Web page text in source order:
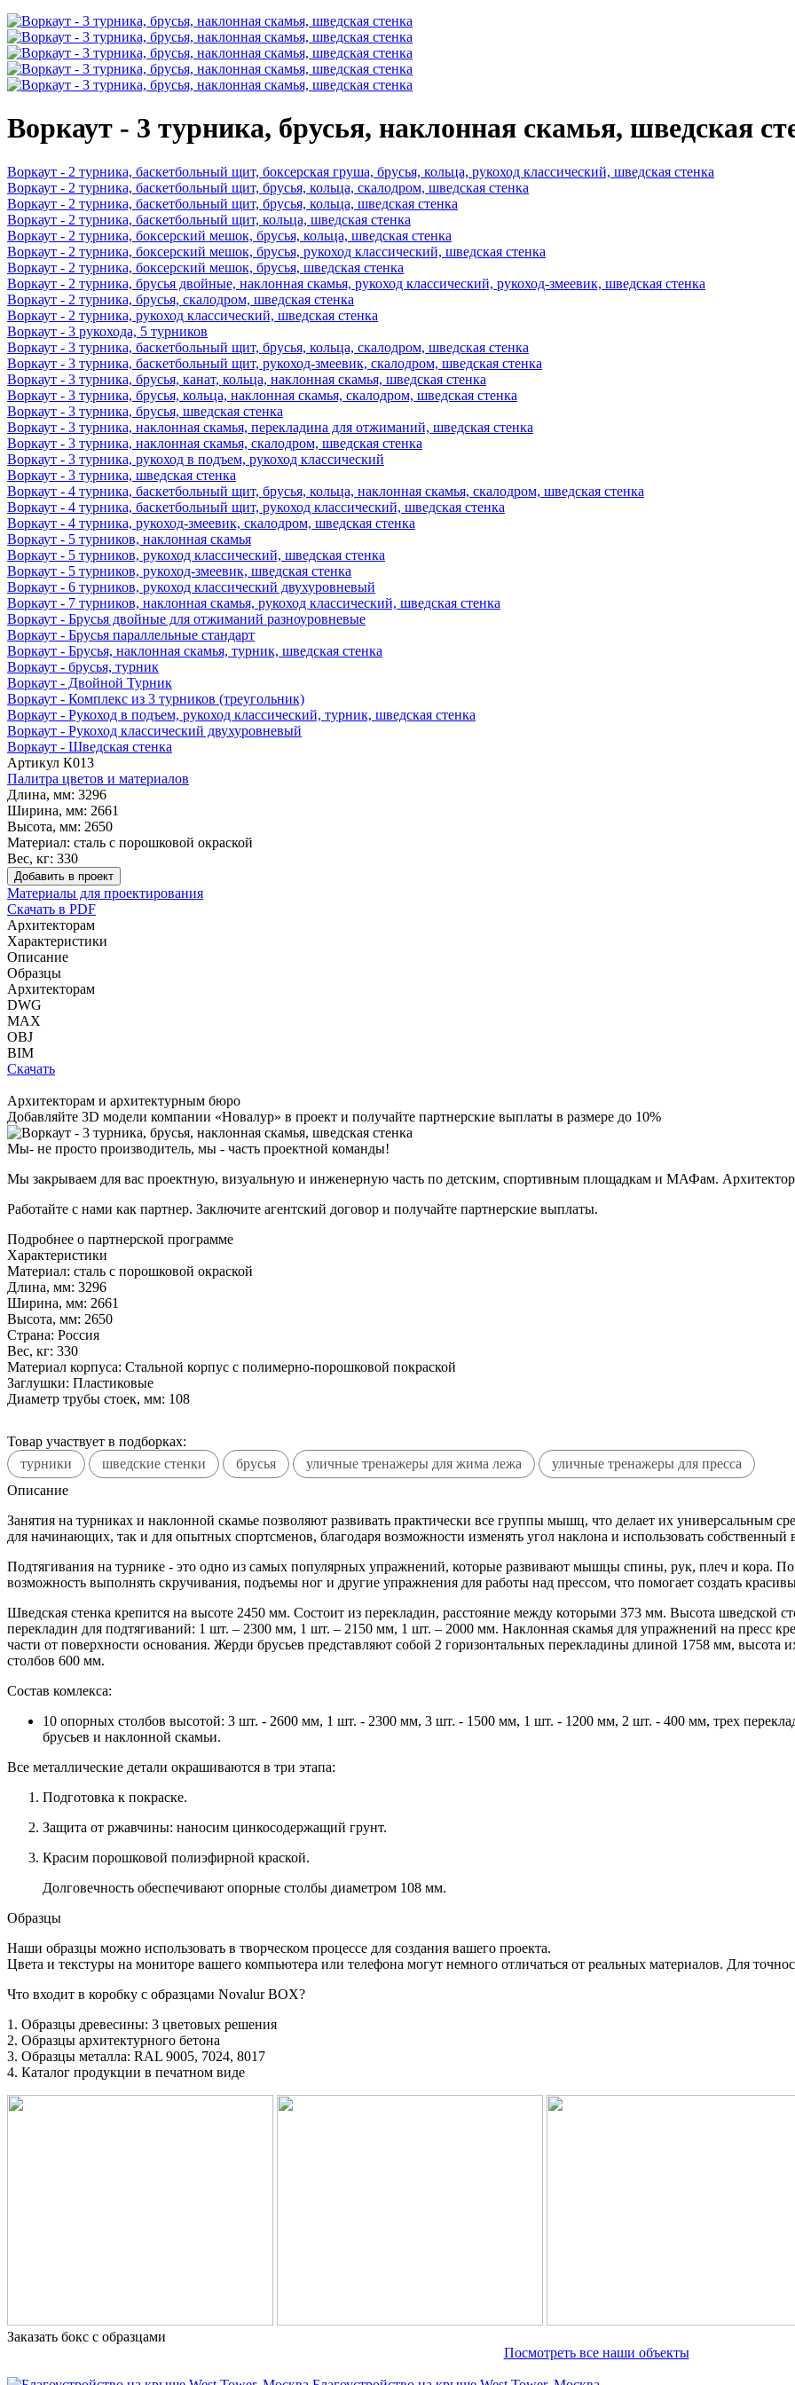
Воркаут - 3 турника, брусья, наклонная скамья, шведская
Воркаут - 2 турника, баскетбольный щит, боксерская груша, брусья, кольца, рукоход классический, шведская стенка
Воркаут - 2 турника, баскетбольный щит, брусья, кольца, скалодром, шведская стенка
Воркаут - 2 турника, баскетбольный щит, брусья, кольца, шведская стенка
Воркаут - 2 турника, баскетбольный щит, кольца, шведская стенка
Воркаут - 2 турника, боксерский мешок, брусья, кольца, шведская стенка
Воркаут - 2 турника, боксерский мешок, брусья, рукоход классический, шведская стенка
Воркаут - 2 турника, боксерский мешок, брусья, шведская стенка
Воркаут - 2 турника, брусья двойные, наклонная скамья, рукоход классический, рукоход-змеевик, шведская стенка
Воркаут - 2 турника, брусья, скалодром, шведская стенка
Воркаут - 2 турника, рукоход классический, шведская стенка
Воркаут - 3 рукохода, 5 турников
Воркаут - 3 турника, баскетбольный щит, брусья, кольца, скалодром, шведская стенка
Воркаут - 3 турника, баскетбольный щит, рукоход-змеевик, скалодром, шведская стенка
Воркаут - 3 турника, брусья, канат, кольца, наклонная скамья, шведская стенка
Воркаут - 3 турника, брусья, кольца, наклонная скамья, скалодром, шведская стенка
Воркаут - 3 турника, брусья, шведская стенка
Воркаут - 3 турника, наклонная скамья, перекладина для отжиманий, шведская стенка
Воркаут - 3 турника, наклонная скамья, скалодром, шведская стенка
Воркаут - 3 турника, рукоход в подъем, рукоход классический
Воркаут - 3 турника, шведская стенка
Воркаут - 4 турника, баскетбольный щит, брусья, кольца, наклонная скамья, скалодром, шведская стенка
Воркаут - 4 турника, баскетбольный щит, рукоход классический, шведская стенка
Воркаут - 4 турника, рукоход-змеевик, скалодром, шведская стенка
Воркаут - 5 турников, наклонная скамья
Воркаут - 5 турников, рукоход классический, шведская стенка
Воркаут - 5 турников, рукоход-змеевик, шведская стенка
Воркаут - 6 турников, рукоход классический двухуровневый
Воркаут - 7 турников, наклонная скамья, рукоход классический, шведская стенка
Воркаут - Брусья двойные для отжиманий разноуровневые
Воркаут - Брусья параллельные стандарт
Воркаут - Брусья, наклонная скамья, турник, шведская стенка
Воркаут - брусья, турник
Воркаут - Двойной Турник
Воркаут - Комплекс из 3 турников (треугольник)
Воркаут - Рукоход в подъем, рукоход классический, турник, шведская стенка
Воркаут - Рукоход классический двухуровневый
Воркаут - Шведская стенка
Артикул К013
Палитра цветов и материалов
Длина, мм: 3296
Ширина, мм: 2661
Высота, мм: 2650
Материал: сталь с порошковой окраской
Вес, кг: 330
Добавить в проект
Материалы для проектирования
Скачать в PDF
Архитекторам
Характеристики
Описание
Образцы
Архитекторам
DWG
MAX
OBJ
BIM
Скачать
Архитекторам и архитектурным бюро
Добавляйте 3D модели компании «Новалур» в проект и получайте партнерские выплаты в размере до 10%
Мы- не просто производитель, мы - часть проектной команды!
Мы закрываем для вас проектную, визуальную и инженерную часть по детским, спортивным площадкам и МАФам.
Работайте с нами как партнер. Заключите агентский договор и получайте партнерские выплаты.
Подробнее о партнерской программе
Характеристики
Материал: сталь с порошковой окраской
Длина, мм: 3296
Ширина, мм: 2661
Высота, мм: 2650
Страна: Россия
Вес, кг: 330
Материал корпуса: Стальной корпус с полимерно-порошковой покраской
Заглушки: Пластиковые
Диаметр трубы стоек, мм: 108
Товар участвует в подборках:
турники
шведские стенки брусья уличные тренажеры для жима лежа
уличные тренажеры для пресса
Описание
Занятия на турниках и наклонной скамье позволяют развивать практически все группы мышц, что делает их универсальным
для начинающих, так и для опытных спортсменов, благодаря возможности изменять угол наклона и использовать собственный
Подтягивания на турнике - это одно из самых популярных упражнений, которые развивают мышцы спины, рук, плеч и кора.
возможность выполнять скручивания, подъемы ног и другие упражнения для работы над прессом, что помогает создать
Шведская стенка крепится на высоте 2450 мм. Состоит из перекладин, расстояние между которыми 373 мм. Высота
перекладин для подтягиваний: 1 шт. – 2300 мм, 1 шт. – 2150 мм, 1 шт. – 2000 мм. Наклонная скамья для упражнений на пресс
части от поверхности основания. Жерди брусьев представляют собой 2 горизонтальных перекладины длиной 1758 мм,
столбов 600 мм.
Состав комлекса:
10 опорных столбов высотой: 3 шт. - 2600 мм, 1 шт. - 2300 мм, 3 шт. - 1500 мм, 1 шт. - 1200 мм, 2 шт. - 400 мм, трех
брусьев и наклонной скамьи.
Все металлические детали окрашиваются в три этапа:
Подготовка к покраске.
Защита от ржавчины: наносим цинкосодержащий грунт.
Красим порошковой полиэфирной краской.
Долговечность обеспечивают опорные столбы диаметром 108 мм.
Образцы
Наши образцы можно использовать в творческом процессе для создания вашего проекта.
Цвета и текстуры на мониторе вашего компьютера или телефона могут немного отличаться от реальных материалов. Для
Что входит в коробку с образцами Novalur BOX?
1. Образцы древесины: 3 цветовых решения
2. Образцы архитектурного бетона
3. Образцы металла: RAL 9005, 7024, 8017
4. Каталог продукции в печатном виде
Заказать бокс с образцами
Посмотреть все наши объекты